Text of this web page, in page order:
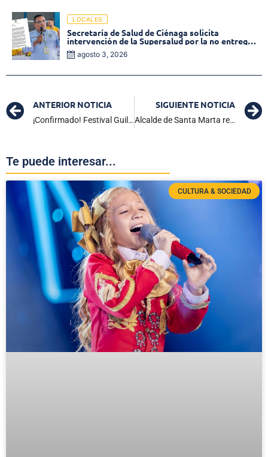
LOCALES
Secretaría de Salud de Ciénaga solicita
intervención de la Supersalud por la no entrega
de medicamentos en las EPS
agosto 3, 2026
ANTERIOR NOTICIA
¡Confirmado! Festival Guillermo Buitrago será del 5 al 7 de julio
SIGUIENTE NOTICIA
Alcalde de Santa Marta responde por polémica fotografía con jefe paramilitar
Te puede interesar...
CULTURA & SOCIEDAD